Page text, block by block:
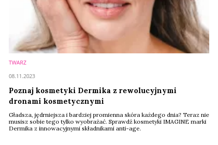
TWARZ
Poznaj kosmetyki Dermika z rewolucyjnymi
dronami kosmetycznymi
Gładsza, jędrniejsza i bardziej promienna skóra każdego dnia? Teraz nie
musisz sobie tego tylko wyobrażać. Sprawdź kosmetyki IMAGINE marki
Dermika z innowacyjnymi składnikami anti-age.
08.11.2023